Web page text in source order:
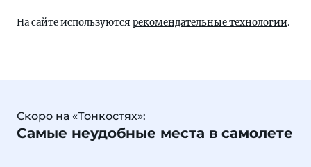
На сайте используются рекомендательные технологии.
Скоро на «Тонкостях»:
Самые неудобные места в самолете